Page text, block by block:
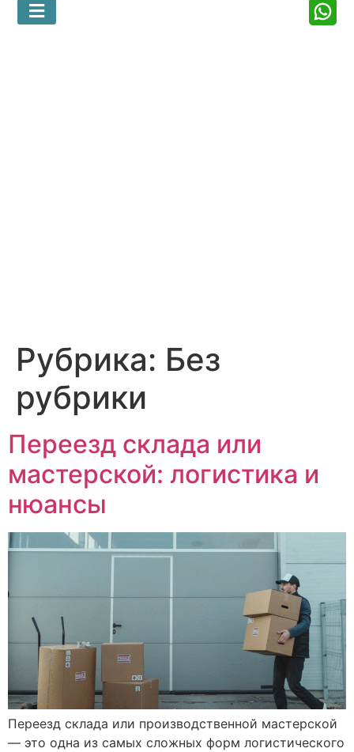
Для того чтобы получить цену
на перевозку, отправьте
пожалуйста фотографии или
видео на Ватсап
Рубрика: Без
рубрики
Переезд склада или
мастерской: логистика и
нюансы
Переезд склада или производственной мастерской
— это одна из самых сложных форм логистического